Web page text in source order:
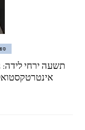
תשעה ירחי לידה: